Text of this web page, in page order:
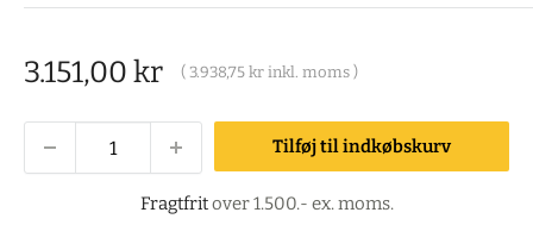
Salgspris
3.151,00 kr ( 3.938,75 kr inkl. moms )
Tilføj til indkøbskurv
Fragtfritover 1.500.- ex. moms.